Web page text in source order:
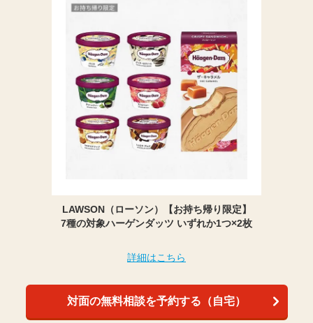
LAWSON（ローソン）【お持ち帰り限定】
7種の対象ハーゲンダッツ いずれか1つ×2枚
詳細はこちら
対面の無料相談を予約する（自宅）